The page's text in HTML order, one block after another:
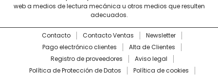
web a medios de lectura mecánica u otros medios que resulten
adecuados.
Contacto Contacto Ventas
Newsletter
Pago electrónico clientes
Alta de Clientes
Registro de proveedores
Aviso legal
Política de Protección de Datos
Política de cookies